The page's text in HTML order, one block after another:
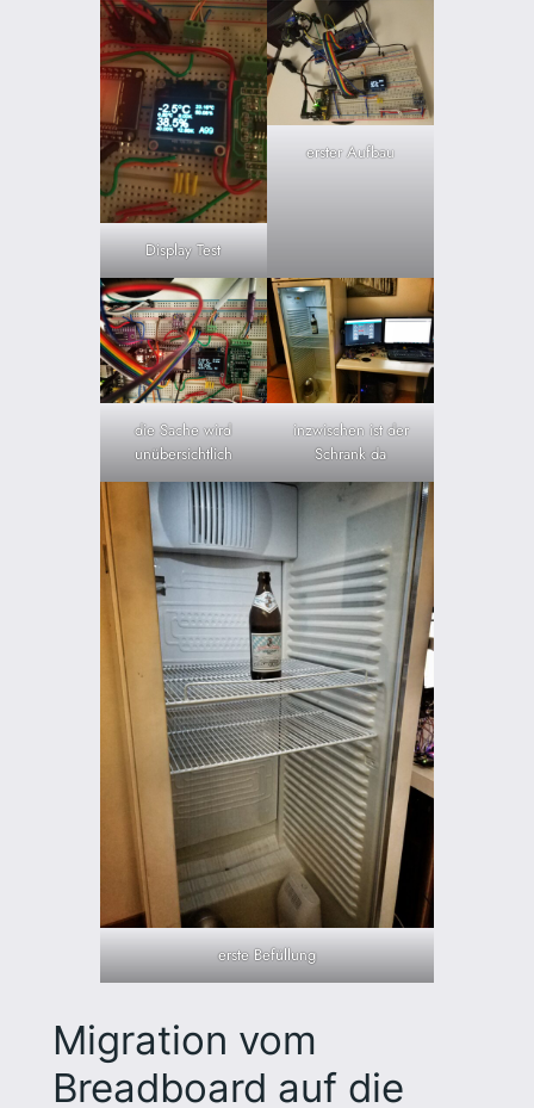
Display Test
erster Aufbau
die Sache wird
unübersichtlich
inzwischen ist der
Schrank da
erste Befüllung
Migration vom
Breadboard auf die